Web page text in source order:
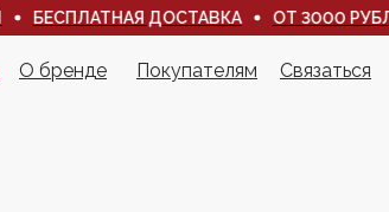
БЕСПЛАТНАЯ ДОСТАВКА ОТ 3000 РУБЛЕЙ
Покупателям
О бренде Связаться
Покупателям
О бренде Связаться